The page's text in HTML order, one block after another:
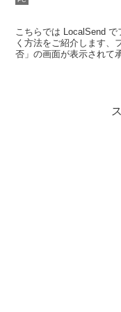
こちらでは LocalSend
く方法をご紹介します、
否」の画面が表示されて